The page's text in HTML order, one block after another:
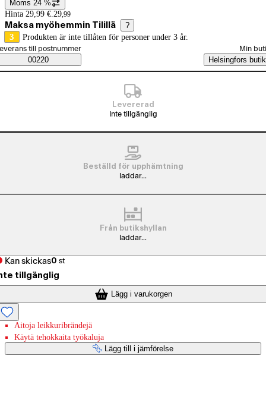
Prisinformation
Moms 24 %
Hinta 29,99 €. 29,99
Maksa myöhemmin Tilillä ?
3 Produkten är inte tillåten för personer under 3 år.
Saatavuustiedot
beställningssätt
till postnummer
00220
Min
Helsingfors butik
Levererad
Inte tillgänglig
Beställd för upphämtning
laddar...
Från butikshyllan
laddar...
Kan skickas0 st
tillgänglig
Lägg i varukorgen
Aitoja leikkuribrändejä
Käytä tehokkaita työkaluja
Lägg till i jämförelse